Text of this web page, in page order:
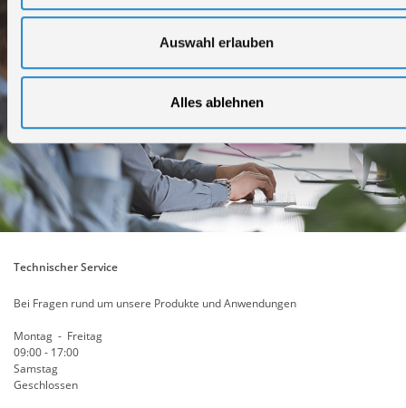
Auswahl erlauben
Alles ablehnen
Technischer Service
Bei Fragen rund um unsere Produkte und Anwendungen
Montag - Freitag
09:00 - 17:00
Samstag
Geschlossen